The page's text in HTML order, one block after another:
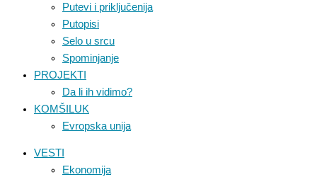
Putevi i priključenija
Putopisi
Selo u srcu
Spominjanje
PROJEKTI
Da li ih vidimo?
KOMŠILUK
Evropska unija
VESTI
Ekonomija